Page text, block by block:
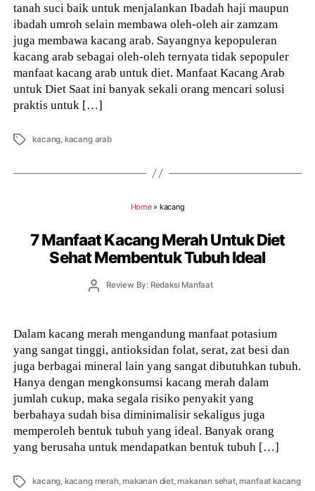
tanah suci baik untuk menjalankan Ibadah haji maupun
ibadah umroh selain membawa oleh-oleh air zamzam
juga membawa kacang arab. Sayangnya kepopuleran
kacang arab sebagai oleh-oleh ternyata tidak sepopuler
manfaat kacang arab untuk diet. Manfaat Kacang Arab
untuk Diet Saat ini banyak sekali orang mencari solusi
praktis untuk […]
Tags kacang, kacang arab
Home» kacang
7 Manfaat Kacang Merah Untuk Diet
Sehat Membentuk Tubuh Ideal
PostReview By: Redaksi Manfaat
Dalam kacang merah mengandung manfaat potasium
yang sangat tinggi, antioksidan folat, serat, zat besi dan
juga berbagai mineral lain yang sangat dibutuhkan tubuh.
Hanya dengan mengkonsumsi kacang merah dalam
jumlah cukup, maka segala risiko penyakit yang
berbahaya sudah bisa diminimalisir sekaligus juga
memperoleh bentuk tubuh yang ideal. Banyak orang
yang berusaha untuk mendapatkan bentuk tubuh […]
Tags kacang, kacang merah,makanan diet,makanan sehat,manfaat kacang